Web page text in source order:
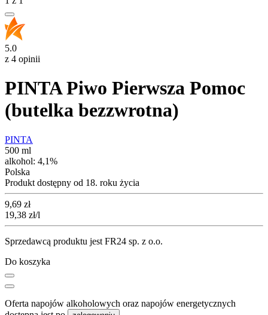
5.0
z 4 opinii
PINTA Piwo Pierwsza Pomoc
(butelka bezzwrotna)
PINTA
500 ml
alkohol: 4,1%
Polska
Produkt dostępny od 18. roku życia
Cena
9,69 zł
19,38 zł/l
Sprzedawcą produktu jest FR24 sp. z o.o.
Do koszyka
Oferta napojów alkoholowych oraz napojów energetycznych